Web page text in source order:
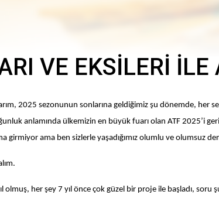
VE EKSİLERİ
2025 sezonunun sonlarına geldiğimiz şu dönemde, her
anlamında ülkemizin en büyük fuarı olan ATF 2025’i
girmiyor ama ben sizlerle yaşadığımız olumlu ve olumsuz
olmuş, her şey 7 yıl önce çok güzel bir proje ile başladı,